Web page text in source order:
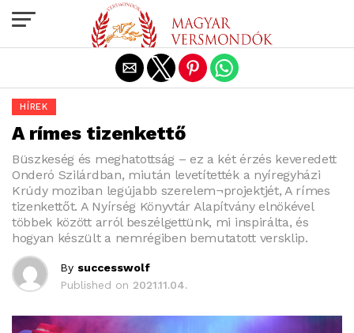
HÍREK
A rímes tizenkettő
Büszkeség és meghatottság – ez a két érzés keveredett
Onderó Szilárdban, miután levetítették a nyíregyházi
Krúdy moziban legújabb szerelem¬projektjét, A rímes
tizenkettőt. A Nyírség Könyvtár Alapítvány elnökével
többek között arról beszélgettünk, mi inspirálta, és
hogyan készült a nemrégiben bemutatott versklip.
By successwolf
Published on 2021.11.04.
Exit mobile version